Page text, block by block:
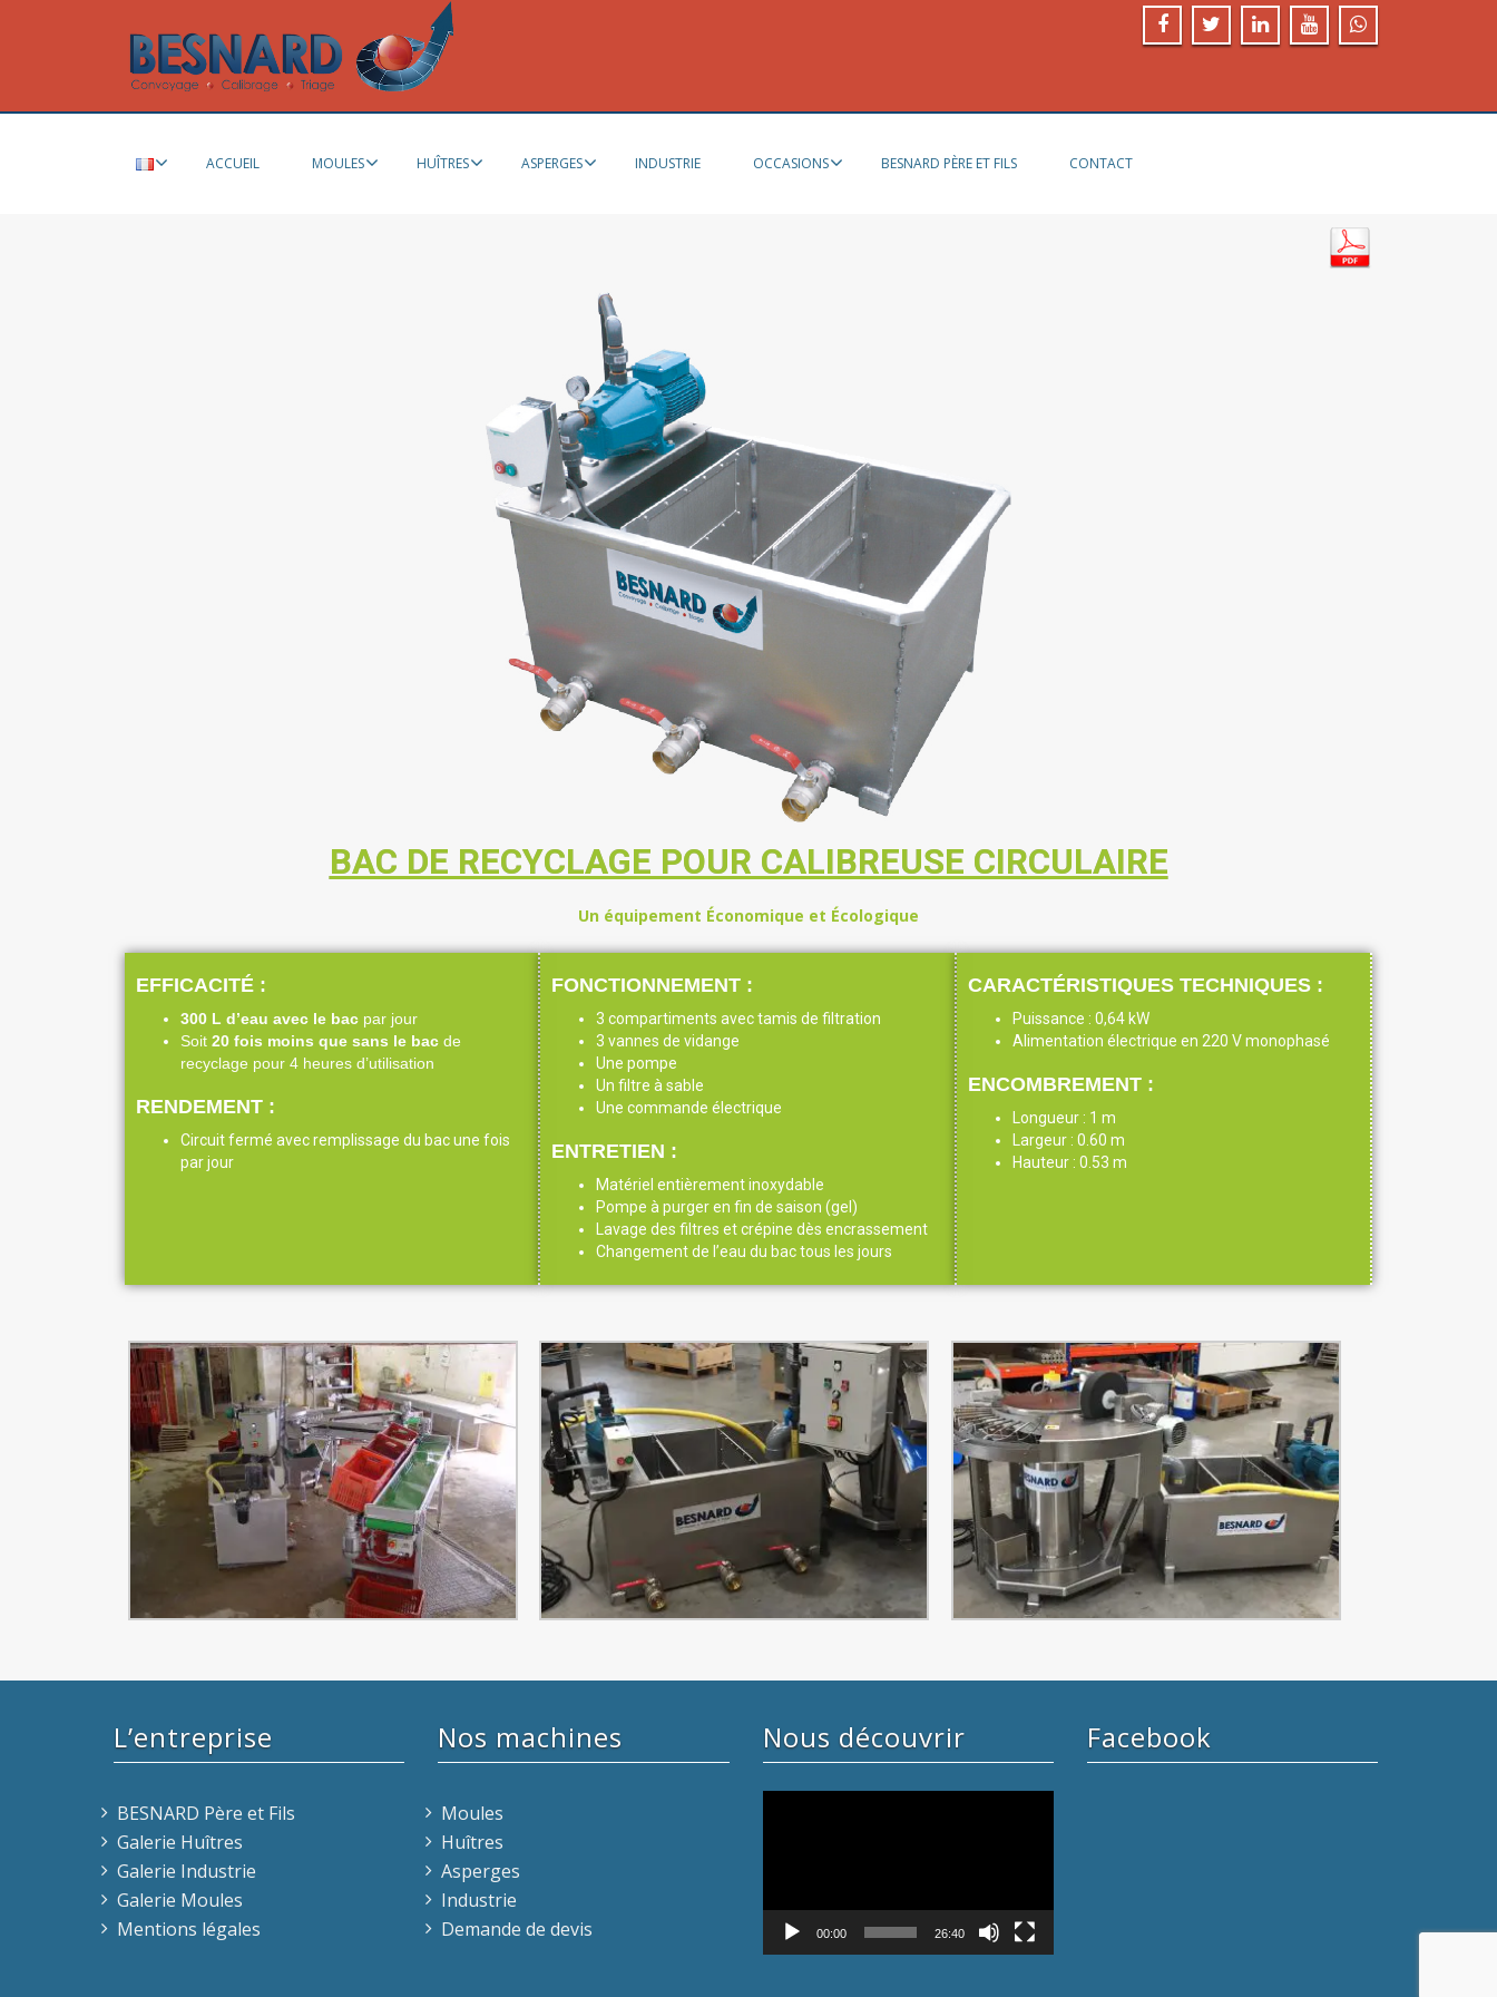
ACCUEIL MOULES HUÎTRES ASPERGES INDUSTRIE OCCASIONS BESNARD PÈRE ET FILS CONTACT
BAC DE RECYCLAGE POUR CALIBREUSE CIRCULAIRE
Un équipement Économique et Écologique
EFFICACITÉ :
300 L d’eau avec le bac par jour
Soit 20 fois moins que sans le bac de
recyclage pour 4 heures d’utilisation
RENDEMENT :
Circuit fermé avec remplissage du bac une fois
par jour
FONCTIONNEMENT :
3 compartiments avec tamis de filtration
3 vannes de vidange
Une pompe
Un filtre à sable
Une commande électrique
ENTRETIEN :
Matériel entièrement inoxydable
Pompe à purger en fin de saison (gel)
Lavage des filtres et crépine dès encrassement
Changement de l’eau du bac tous les jours
CARACTÉRISTIQUES TECHNIQUES :
Puissance : 0,64 kW
Alimentation électrique en 220 V monophasé
ENCOMBREMENT :
Longueur : 1 m
Largeur : 0.60 m
Hauteur : 0.53 m
L’entreprise
BESNARD Père et Fils
Galerie Huîtres
Galerie Industrie
Galerie Moules
Mentions légales
Nos machines
Moules
Huîtres
Asperges
Industrie
Demande de devis
Nous découvrir
00:00 26:40
Facebook